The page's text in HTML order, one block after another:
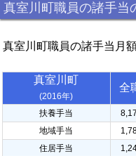
真室川町職員の諸手当
真室川町職員の諸手当月
真室川町
(2016年)
全
扶養手当
地域手当
住居手当